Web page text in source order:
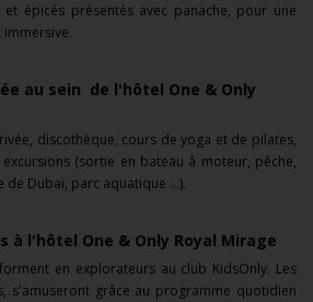
et épicés présentés avec panache, pour une
au sein de l'hôtel One & Only
discothèque, cours de yoga et de pilates,
(sortie en bateau à moteur, pêche,
de Dubaï, parc aquatique …).
l'hôtel One & Only Royal Mirage
en explorateurs au club KidsOnly. Les
s'amuseront grâce au programme quotidien